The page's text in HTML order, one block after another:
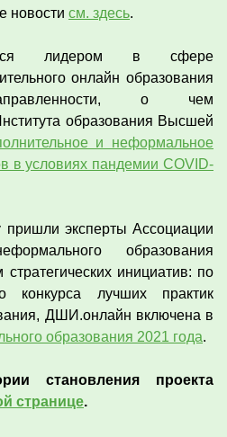
новости см. здесь.
лидером в сфере
онлайн образования
о чем
образования Высшей
и неформальное
в условиях пандемии COVID-
пришли эксперты Ассоциации
образования
инициатив: по
конкурса лучших практик
ДШИ.онлайн включена в
образования 2021 года.
становления проекта
странице.